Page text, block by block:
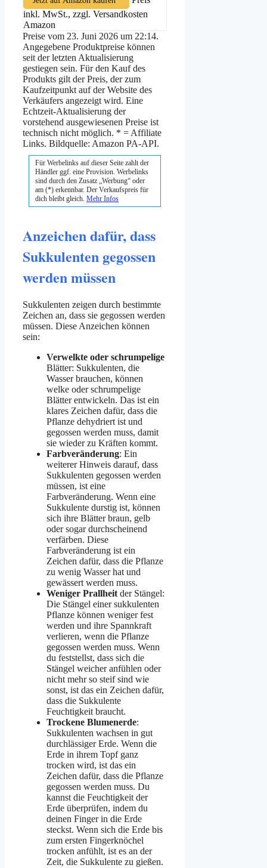
inkl. MwSt., zzgl. Versandkosten
Amazon
Preise vom 23. Juni 2026 um 22:14.
Angegebene Produktpreise können
seit der letzten Aktualisierung
gestiegen sein. Für den Kauf des
Produkts gilt der Preis, der zum
Kaufzeitpunkt auf der Website des
Verkäufers angezeigt wird. Eine
Echtzeit-Aktualisierung der
vorstehend ausgewiesenen Preise ist
technisch nicht möglich. * = Affiliate
Links. Bildquelle: Amazon PA-API.
Für Werbelinks auf dieser Seite zahlt der
Händler ggf. eine Provision. Werbelinks
sind durch den Zusatz „Werbung“ oder
am (*) erkennbar. Der Verkaufspreis für
dich bleibt gleich. Mehr Infos
Anzeichen dafür, dass
Sukkulenten gegossen
werden müssen
Sukkulenten zeigen durch bestimmte
Zeichen an, dass sie gegossen werden
müssen. Diese Anzeichen können
sein:
Verwelkte oder schrumpelige
Blätter: Sukkulenten, die
Wasser brauchen, können
welke oder schrumpelige
Blätter entwickeln. Das ist ein
klares Zeichen dafür, dass die
Pflanze dehydriert ist und
gegossen werden muss, damit
sie wieder zu Kräften kommt.
Farbveränderung: Ein
weiterer Hinweis darauf, dass
Sukkulenten gegossen werden
müssen, ist eine
Farbveränderung. Wenn eine
Sukkulente durstig ist, können
sich ihre Blätter braun, gelb
oder sogar durchscheinend
verfärben. Diese
Farbveränderung ist ein
Zeichen dafür, dass die Pflanze
zu wenig Wasser hat und
gewässert werden muss.
Weniger Prallheit der Stängel:
Die Stängel einer sukkulenten
Pflanze können weniger fest
werden und ihre Spannkraft
verlieren, wenn die Pflanze
gegossen werden muss. Wenn
du feststellst, dass sich die
Stängel weicher anfühlen oder
nicht mehr so steif sind wie
sonst, ist das ein Zeichen dafür,
dass die Sukkulente
Feuchtigkeit braucht.
Trockene Blumenerde:
Sukkulenten wachsen in gut
durchlässiger Erde. Wenn die
Erde in ihrem Topf ganz
trocken wird, ist das ein
Zeichen dafür, dass die Pflanze
gegossen werden muss. Du
kannst die Feuchtigkeit der
Erde überprüfen, indem du
deinen Finger in die Erde
steckst. Wenn sich die Erde bis
zum ersten Fingerknöchel
trocken anfühlt, ist es an der
Zeit, die Sukkulente zu gießen.